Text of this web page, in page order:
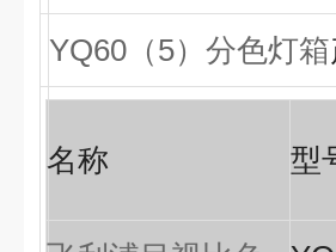
YQ60（5）分色灯箱
名称 型